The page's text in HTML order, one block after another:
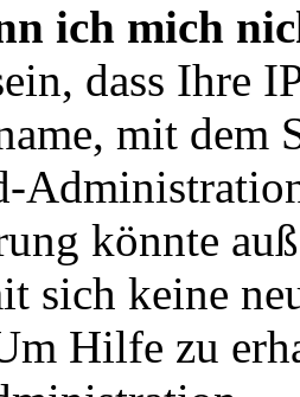
ich mich
dass Ihre
mit dem
könnte
sich keine
Hilfe zu